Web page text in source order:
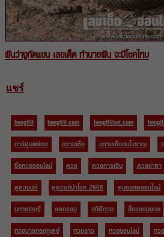
ฝันว่างูกัดแขน เลขเด็ด ทำนายฝัน จะมีโชคไหม
แชร์
heng99 heng99.com heng99bet.com
การ์ตูนanime
ความเชื่อ ความเชื่อคนโบราณ
ซื้อหวยออนไลน์
ดวง ดวงการเงิน ดวงชะตา
ดูดวงฟรี
ดูดวงสีนำโชค 2565 ดูบอลสดออนไลน์
มหาเศรษฐี
ลดกรรม สถิติหวย สิ่งของมงคล
หวยบางกอกทูเดย์
หวยลาว หวยออนไลน์ หว